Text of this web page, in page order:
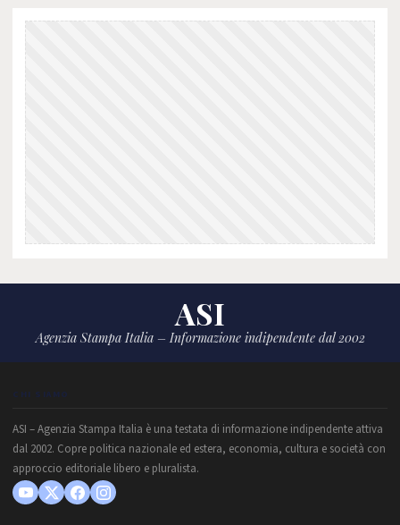
ASI
Agenzia Stampa Italia – Informazione indipendente dal 2002
CHI SIAMO
ASI – Agenzia Stampa Italia è una testata di informazione indipendente attiva
dal 2002. Copre politica nazionale ed estera, economia, cultura e società con
approccio editoriale libero e pluralista.